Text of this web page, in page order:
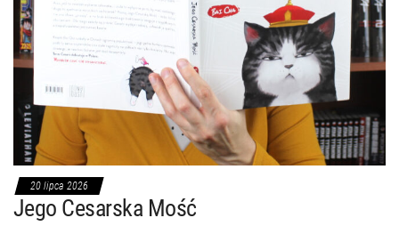
20 lipca 2026
Jego Cesarska Mość